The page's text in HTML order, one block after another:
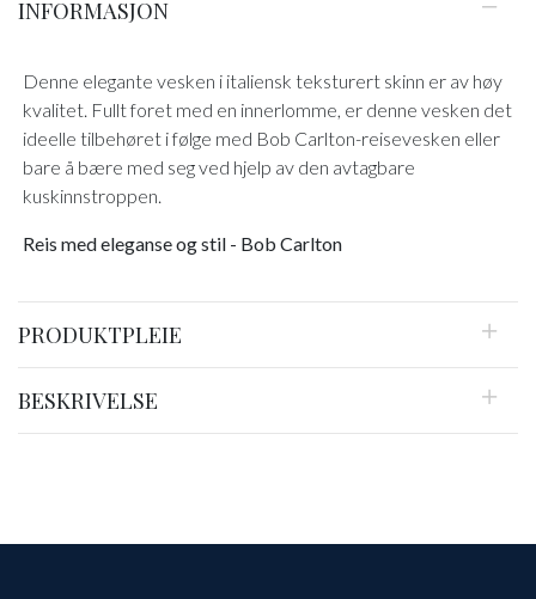
INFORMASJON
Denne elegante vesken i italiensk teksturert skinn er av høy
kvalitet. Fullt foret med en innerlomme, er denne vesken det
ideelle tilbehøret i følge med Bob Carlton-reisevesken eller
bare å bære med seg ved hjelp av den avtagbare
kuskinnstroppen.
Reis med eleganse og stil - Bob Carlton
PRODUKTPLEIE
BESKRIVELSE